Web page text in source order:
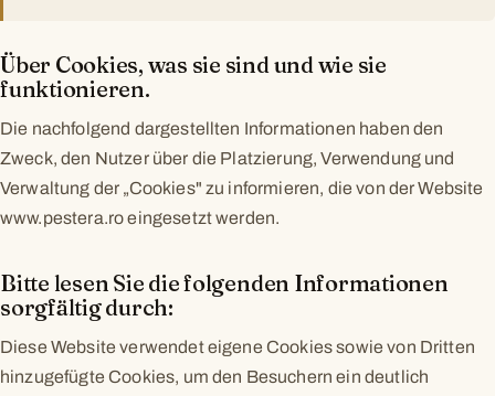
Über Cookies, was sie sind und wie sie
funktionieren.
Die nachfolgend dargestellten Informationen haben den
Zweck, den Nutzer über die Platzierung, Verwendung und
Verwaltung der „Cookies" zu informieren, die von der Website
www.pestera.ro eingesetzt werden.
Bitte lesen Sie die folgenden Informationen
sorgfältig durch:
Diese Website verwendet eigene Cookies sowie von Dritten
hinzugefügte Cookies, um den Besuchern ein deutlich